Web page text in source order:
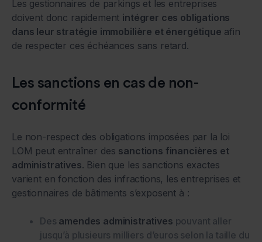
Les gestionnaires de parkings et les entreprises
doivent donc rapidement intégrer ces obligations
dans leur stratégie immobilière et énergétique afin
de respecter ces échéances sans retard.
Les sanctions en cas de non-
conformité
Le non-respect des obligations imposées par la loi
LOM peut entraîner des sanctions financières et
administratives. Bien que les sanctions exactes
varient en fonction des infractions, les entreprises et
gestionnaires de bâtiments s’exposent à :
Des amendes administratives pouvant aller
jusqu’à plusieurs milliers d’euros selon la taille du